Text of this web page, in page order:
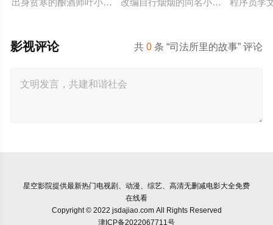
出身贫寒的酿酒师叶小唯遭遇爱人程桉、恩师林晚媚的双重背
改编自行烟烟的同名小说。孟廷辉，
程序员李
共0 条 “司法所里的故事” 评论
影视评论
星空影院提供最新热门电视剧、动漫、综艺、高清无删减电影大全免费
在线看
Copyright © 2022 jsdajiao.com All Rights Reserved
津ICP备2022067711号